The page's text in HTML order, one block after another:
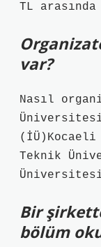
TL
var?
Nasıl
Teknik
Bir
bölüm